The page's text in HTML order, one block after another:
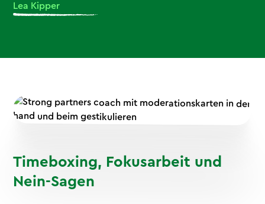
Lea Kipper
Timeboxing, Fokusarbeit und
Nein-Sagen